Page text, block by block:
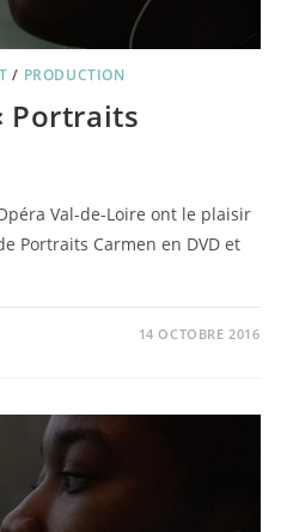
/ PRODUCTION
Portraits
Val-de-Loire ont le plaisir
Portraits Carmen en DVD et
»
14 OCTOBRE 2016